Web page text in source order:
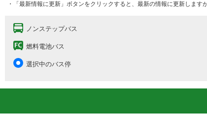
・「最新情報に更新」ボタンをクリックすると、最新の情報に更新しま
ノンステップバス
燃料電池バス
選択中のバス停